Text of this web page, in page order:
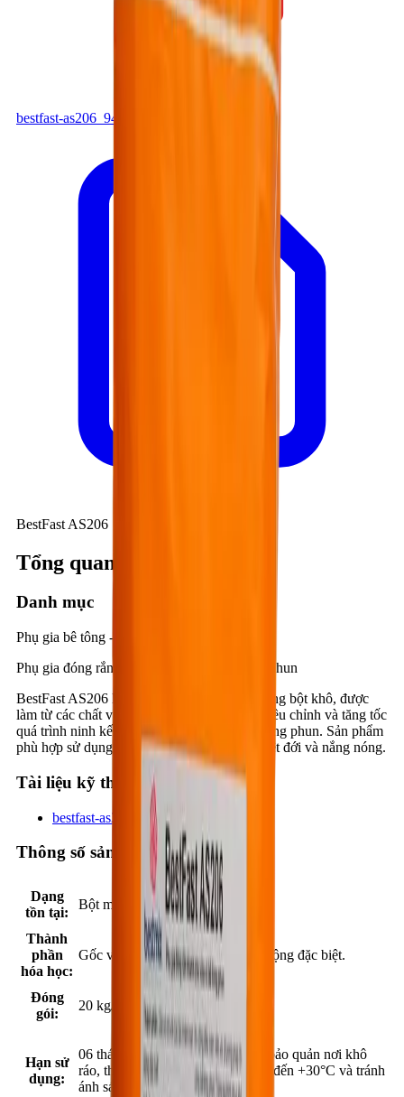
bestfast-as206_94c4250a.pdf
BestFast AS206
Tổng quan kỹ thuật
Danh mục
Phụ gia bê tông - Xi măng
Phụ gia đóng rắn nhanh cho vữa và bê tông phun
BestFast AS206 là phụ gia công nghệ cao dạng bột khô, được
làm từ các chất vô cơ đặc biệt, có tác dụng điều chỉnh và tăng tốc
quá trình ninh kết, đóng rắn cho vữa và bê tông phun. Sản phẩm
phù hợp sử dụng trong điều kiện thời tiết nhiệt đới và nắng nóng.
Tài liệu kỹ thuật
bestfast-as206_94c4250a.pdf
Thông số sản phẩm
Dạng
tồn tại:
Bột màu trắng.
Thành
phần
hóa học:
Gốc vô cơ với các tác nhân hoạt động đặc biệt.
Đóng
gói:
20 kg/bao.
Hạn sử
dụng:
06 tháng trong bao bì chưa khui, bảo quản nơi khô
ráo, thoáng mát, nhiệt độ từ +5°C đến +30°C và tránh
ánh sáng trực tiếp.